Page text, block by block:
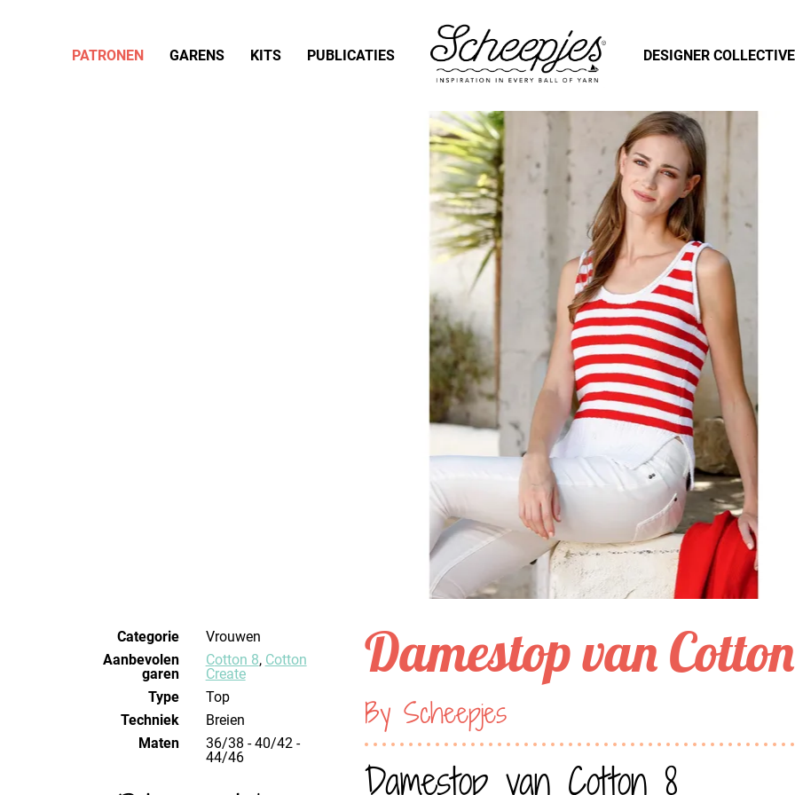
Categorie
Vrouwen
Aanbevolen
garen
Cotton 8, Cotton
Create
Type
Top
Techniek
breien
Maten
36/38 - 40/42 -
44/46
Damestop van
By Scheepjes
Damestop van Cotton 8
PATRONEN GARENS KITS PUBLICATIES DESIGNER COLLECTIVE